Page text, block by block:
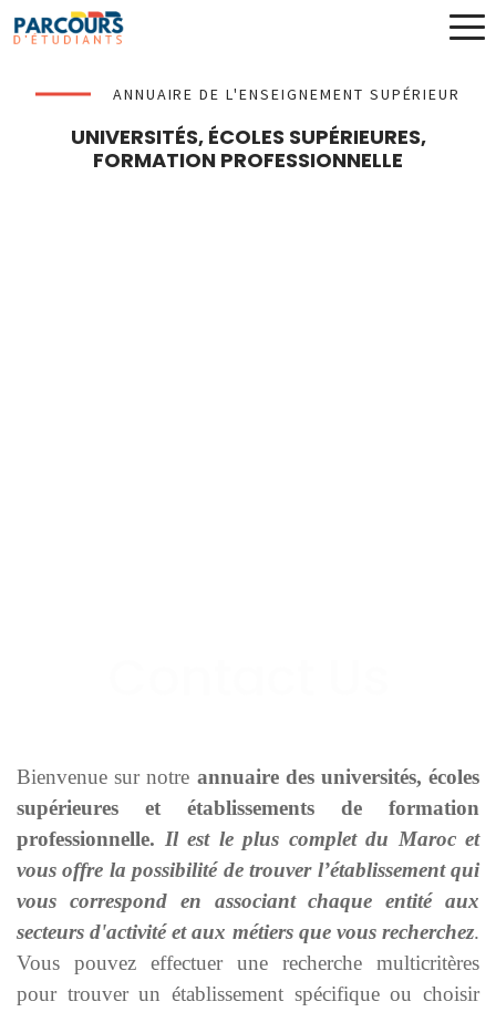
ANNUAIRE DE L'ENSEIGNEMENT SUPÉRIEUR
UNIVERSITÉS, ÉCOLES SUPÉRIEURES,
FORMATION PROFESSIONNELLE
Bienvenue sur notre annuaire des universités, écoles
supérieures et établissements de formation
professionnelle. Il est le plus complet du Maroc et
vous offre la possibilité de trouver l’établissement qui
vous correspond en associant chaque entité aux
secteurs d'activité et aux métiers que vous recherchez.
Vous pouvez effectuer une recherche multicritères
pour trouver un établissement spécifique ou choisir